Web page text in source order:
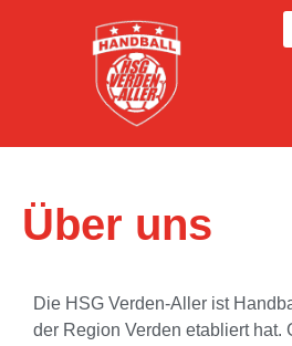
Über uns
Die HSG Verden-Aller ist
der Region Verden etabliert hat.